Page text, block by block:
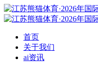
首页
关于我们
ai资讯